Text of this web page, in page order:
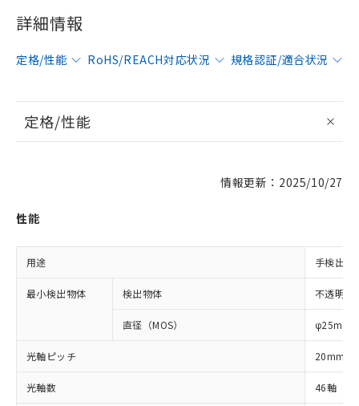
詳細情報
定格/性能 RoHS/REACH対応状況 規格認証/適合状況
定格/性能
情報更新：2025/10/27
性能
用途 手検出用
最小検出物体 検出物体 不透明体
直径（MOS） φ25mm
光軸ピッチ 20mm
光軸数 46軸